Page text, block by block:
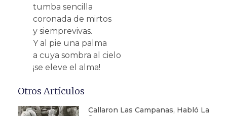
tumba sencilla
coronada de mirtos
y siemprevivas.
Y al pie una palma
a cuya sombra al cielo
¡se eleve el alma!
Otros Artículos
Callaron Las Campanas, Habló La